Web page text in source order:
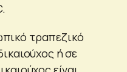
τραπεζικό
ή σε